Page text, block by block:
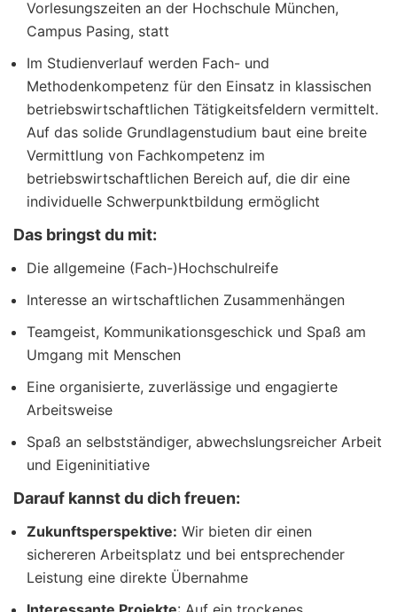
Vorlesungszeiten an der Hochschule München,
Campus Pasing, statt
Im Studienverlauf werden Fach- und
Methodenkompetenz für den Einsatz in klassischen
betriebswirtschaftlichen Tätigkeitsfeldern vermittelt.
Auf das solide Grundlagenstudium baut eine breite
Vermittlung von Fachkompetenz im
betriebswirtschaftlichen Bereich auf, die dir eine
individuelle Schwerpunktbildung ermöglicht
Das bringst du mit:
Die allgemeine (Fach-)Hochschulreife
Interesse an wirtschaftlichen Zusammenhängen
Teamgeist, Kommunikationsgeschick und Spaß am
Umgang mit Menschen
Eine organisierte, zuverlässige und engagierte
Arbeitsweise
Spaß an selbstständiger, abwechslungsreicher Arbeit
und Eigeninitiative
Darauf kannst du dich freuen:
Zukunftsperspektive: Wir bieten dir einen
sichereren Arbeitsplatz und bei entsprechender
Leistung eine direkte Übernahme